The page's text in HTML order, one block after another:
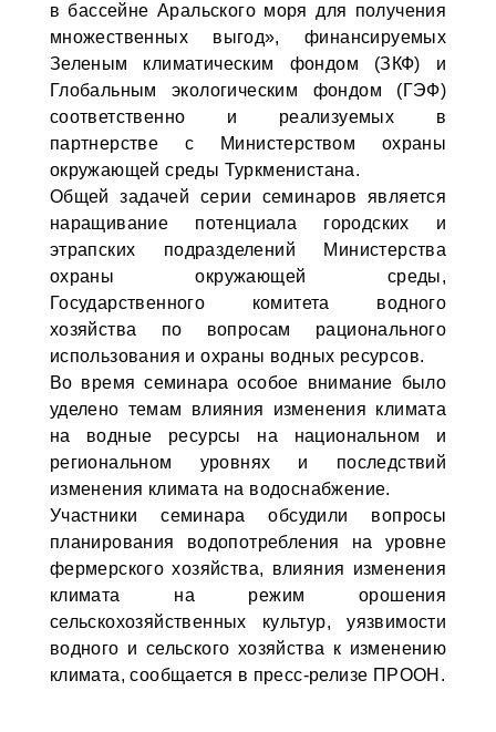
в бассейне Аральского моря для получения
множественных выгод», финансируемых
Зеленым климатическим фондом (ЗКФ) и
Глобальным экологическим фондом (ГЭФ)
соответственно и реализуемых в
партнерстве с Министерством охраны
окружающей среды Туркменистана.
Общей задачей серии семинаров является
наращивание потенциала городских и
этрапских подразделений Министерства
охраны окружающей среды,
Государственного комитета водного
хозяйства по вопросам рационального
использования и охраны водных ресурсов.
Во время семинара особое внимание было
уделено темам влияния изменения климата
на водные ресурсы на национальном и
региональном уровнях и последствий
изменения климата на водоснабжение.
Участники семинара обсудили вопросы
планирования водопотребления на уровне
фермерского хозяйства, влияния изменения
климата на режим орошения
сельскохозяйственных культур, уязвимости
водного и сельского хозяйства к изменению
климата, сообщается в пресс-релизе ПРООН.